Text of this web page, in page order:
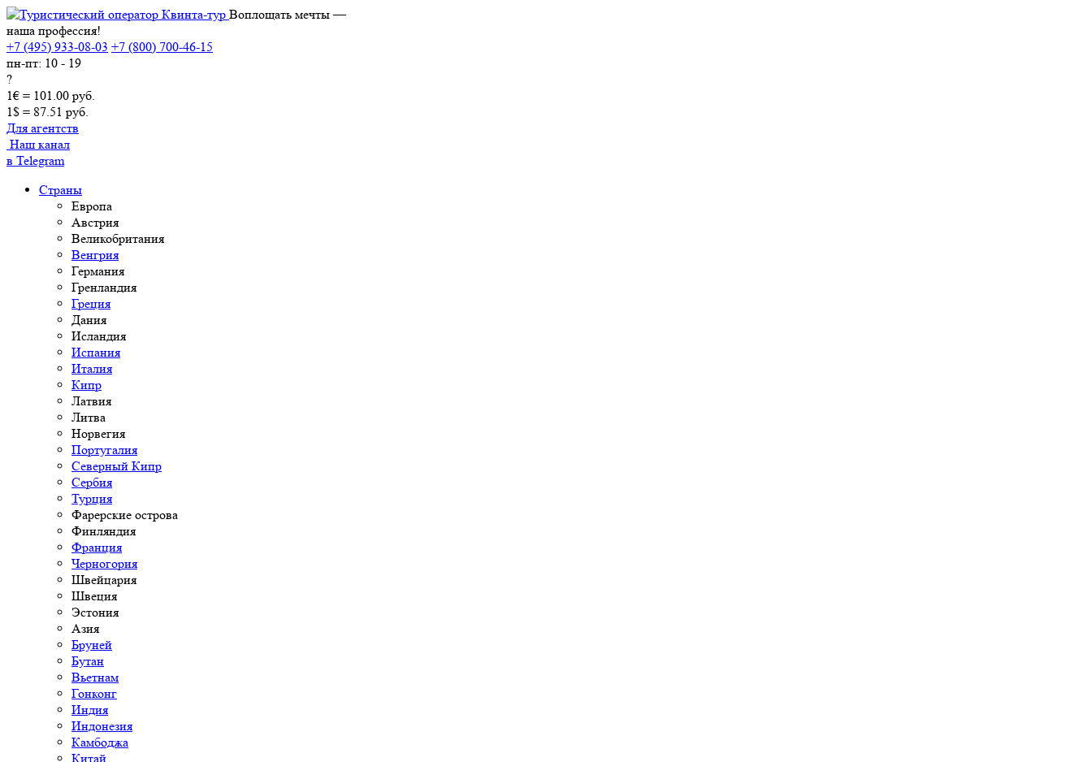
Воплощать мечты —
наша профессия!
+7 (495) 933-08-03 +7 (800) 700-46-15
пн-пт: 10 - 19
?
1€ = 101.00 руб.
1$ = 87.51 руб.
Для агентств
Наш канал
в Telegram
Страны
Европа
Австрия
Великобритания
Венгрия
Германия
Гренландия
Греция
Дания
Исландия
Испания
Италия
Кипр
Латвия
Литва
Норвегия
Португалия
Северный Кипр
Сербия
Турция
Фарерские острова
Финляндия
Франция
Черногория
Швейцария
Швеция
Эстония
Азия
Бруней
Бутан
Вьетнам
Гонконг
Индия
Индонезия
Камбоджа
Китай